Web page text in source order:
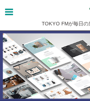
TOKYO FMが毎日の